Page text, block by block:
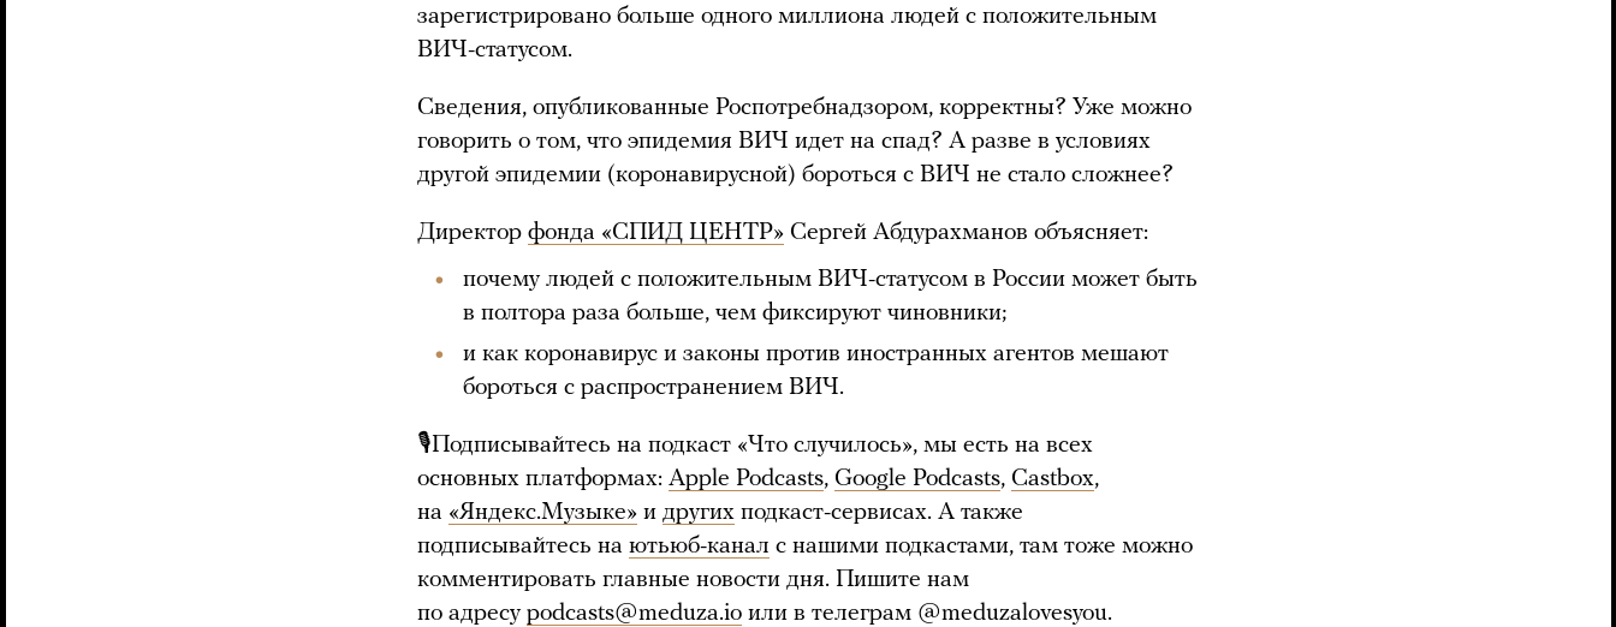
зарегистрировано больше одного миллиона людей с положительным
ВИЧ-статусом.
Сведения, опубликованные Роспотребнадзором, корректны? Уже можно
говорить о том, что эпидемия ВИЧ идет на спад? А разве в условиях
другой эпидемии (коронавирусной) бороться с ВИЧ не стало сложнее?
Директор фонда «СПИД ЦЕНТР» Сергей Абдурахманов объясняет:
почему людей с положительным ВИЧ-статусом в России может быть
в полтора раза больше, чем фиксируют чиновники;
и как коронавирус и законы против иностранных агентов мешают
бороться с распространением ВИЧ.
🎙Подписывайтесь на подкаст «Что случилось», мы есть на всех
основных платформах: Apple Podcasts, Google Podcasts, Castbox,
на «Яндекс.Музыке» и других подкаст-сервисах. А также
подписывайтесь на ютьюб-канал с нашими подкастами, там тоже можно
комментировать главные новости дня. Пишите нам
по адресу podcasts@meduza.io или в телеграм @meduzalovesyou.